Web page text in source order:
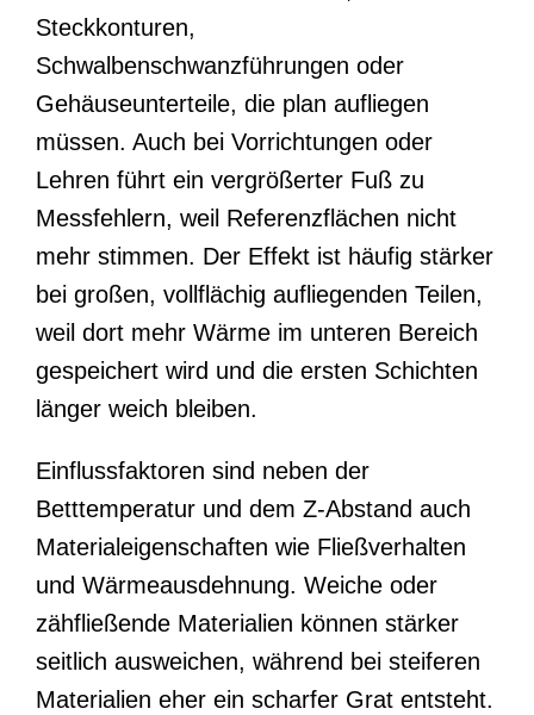
Steckkonturen,
Schwalbenschwanzführungen oder
Gehäuseunterteile, die plan aufliegen
müssen. Auch bei Vorrichtungen oder
Lehren führt ein vergrößerter Fuß zu
Messfehlern, weil Referenzflächen nicht
mehr stimmen. Der Effekt ist häufig stärker
bei großen, vollflächig aufliegenden Teilen,
weil dort mehr Wärme im unteren Bereich
gespeichert wird und die ersten Schichten
länger weich bleiben.
Einflussfaktoren sind neben der
Betttemperatur und dem Z-Abstand auch
Materialeigenschaften wie Fließverhalten
und Wärmeausdehnung. Weiche oder
zähfließende Materialien können stärker
seitlich ausweichen, während bei steiferen
Materialien eher ein scharfer Grat entsteht.